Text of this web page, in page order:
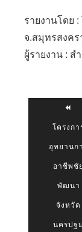
รายงานโดย
จ.สมุทรสงคร
ผู้รายงาน : ส
โครงกา
อุทยานก
อาชีพชัย
พัฒนา
จังหวัด
นครปฐม